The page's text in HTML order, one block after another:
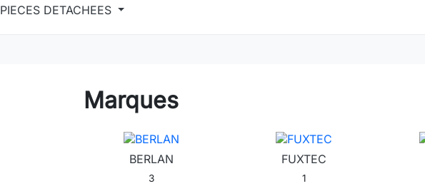
PIECES DETACHEES
Marques
BERLAN
3
FUXTEC
1